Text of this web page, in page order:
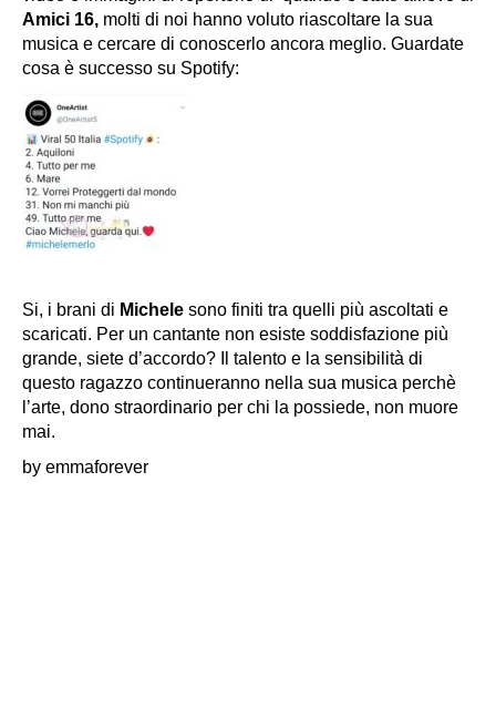
Amici 16, molti di noi hanno voluto riascoltare la sua
musica e cercare di conoscerlo ancora meglio. Guardate
cosa è successo su Spotify:
Si, i brani di Michele sono finiti tra quelli più ascoltati e
scaricati. Per un cantante non esiste soddisfazione più
grande, siete d’accordo? Il talento e la sensibilità di
questo ragazzo continueranno nella sua musica perchè
l’arte, dono straordinario per chi la possiede, non muore
mai.
by emmaforever